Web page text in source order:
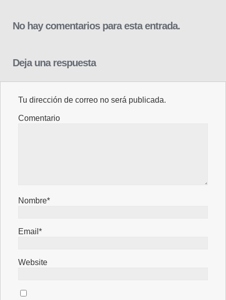
No hay comentarios para esta entrada.
Deja una respuesta
Tu dirección de correo no será publicada.
Comentario
Nombre*
Email*
Website